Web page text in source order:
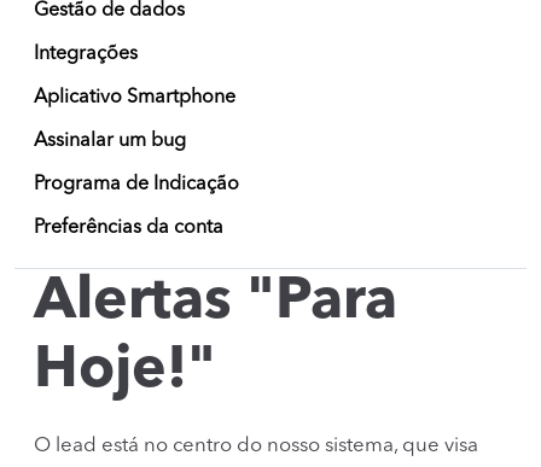
Gestão de dados
Integrações
Aplicativo Smartphone
Assinalar um bug
Programa de Indicação
Preferências da conta
Alertas "Para
Hoje!"
O lead está no centro do nosso sistema, que visa